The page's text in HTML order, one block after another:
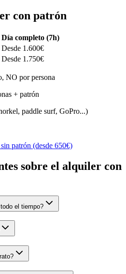
con patrón
Día completo (7h)
Desde 1.600€
Desde 1.750€
NO por persona
+ patrón
paddle surf, GoPro...)
patrón (desde 650€)
sobre el alquiler con
el tiempo?